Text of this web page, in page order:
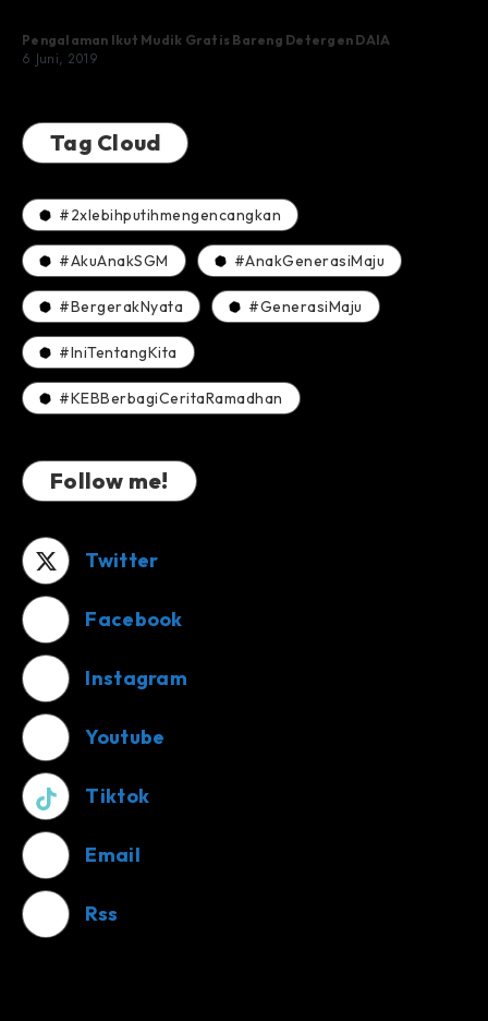
Pengalaman Ikut Mudik Gratis Bareng Detergen DAIA
6 Juni, 2019
Tag Cloud
#2xlebihputihmengencangkan
#AkuAnakSGM #AnakGenerasiMaju
#BergerakNyata #GenerasiMaju
#IniTentangKita
#KEBBerbagiCeritaRamadhan
Follow me!
Twitter
Facebook
Instagram
Youtube
Tiktok
Email
Rss